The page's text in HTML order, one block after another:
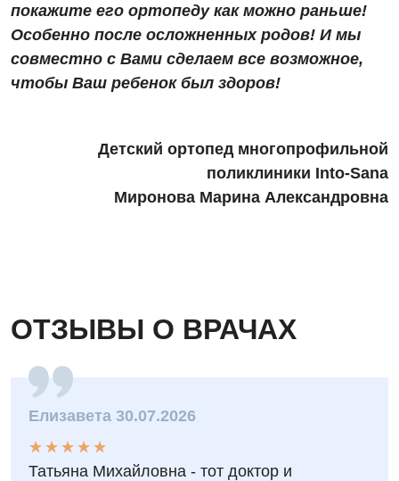
покажите его ортопеду как можно раньше!
Особенно после осложненных родов! И мы
совместно с Вами сделаем все возможное,
чтобы Ваш ребенок был здоров!
Детский ортопед многопрофильной
поликлиники Into-Sana
Миронова Марина Александровна
ОТЗЫВЫ О ВРАЧАХ
Елизавета 30.07.2026
★
★
★
★
★
★ ★ ★ ★ ★
Татьяна Михайловна - тот доктор и